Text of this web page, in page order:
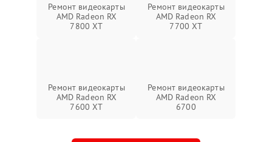
Ремонт видеокарты
AMD Radeon RX
7800 XT
Ремонт видеокарты
AMD Radeon RX
7700 XT
Ремонт видеокарты
AMD Radeon RX
7600 XT
Ремонт видеокарты
AMD Radeon RX
6700